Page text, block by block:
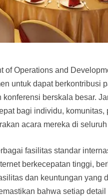
of Operations and
untuk dapat berkontribusi
berskala besar.
bagi individu,
acara mereka di seluruh
fasilitas standar
berkecepatan tinggi,
dan keuntungan yang
bahwa setiap